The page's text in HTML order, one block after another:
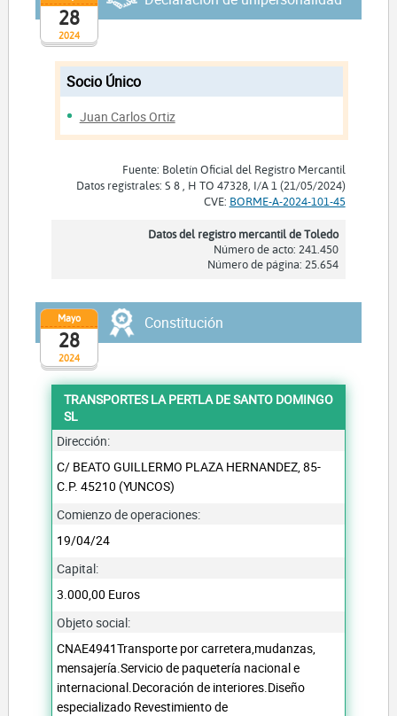
2024
28
Socio Único
Juan Carlos Ortiz
Fuente: Boletín Oficial del Registro Mercantil
Datos registrales: S 8 , H TO 47328, I/A 1 (21/05/2024)
CVE: BORME-A-2024-101-45
Datos del registro mercantil de Toledo
Número de acto: 241.450
Número de página: 25.654
2024
Mayo
28
Constitución
TRANSPORTES LA PERTLA DE SANTO DOMINGO
SL
Dirección:
C/ BEATO GUILLERMO PLAZA HERNANDEZ, 85-
C.P. 45210 (YUNCOS)
Comienzo de operaciones:
19/04/24
Capital:
3.000,00 Euros
Objeto social:
CNAE4941Transporte por carretera,mudanzas,
mensajería.Servicio de paquetería nacional e
internacional.Decoración de interiores.Diseño
especializado Revestimiento de